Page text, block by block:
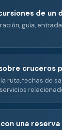
de un
guía,
cruceros
ruta, fechas de
una